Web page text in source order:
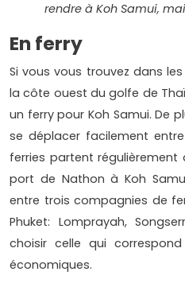
rendre à Koh Samui,
En ferry
Si vous vous trouvez dans
la côte ouest du golfe de
un ferry pour Koh Samui. De
se déplacer facilement
ferries partent
port de Nathon à Koh
entre trois compagnies de
Phuket: Lomprayah,
choisir celle qui
économiques.